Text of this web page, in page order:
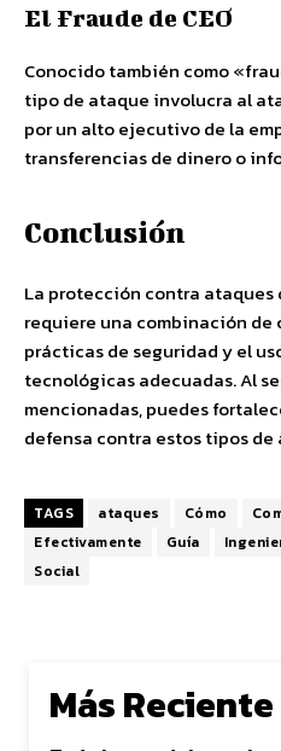
El Fraude de CEO
Conocido también como
tipo de ataque involucra al
por un alto ejecutivo de la
transferencias de dinero o
Conclusión
La protección contra
requiere una combinación
prácticas de seguridad y el
tecnológicas adecuadas. Al
mencionadas, puedes
defensa contra estos tipos de
TAGS ataques Cómo
Efectivamente
Guía
Social
Más Reciente